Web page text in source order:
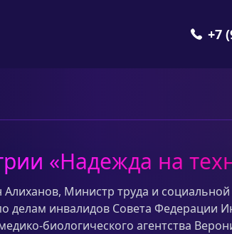
+7
«Надежда на
Министр труда и
делам инвалидов Совета Федерации
биологического агентства